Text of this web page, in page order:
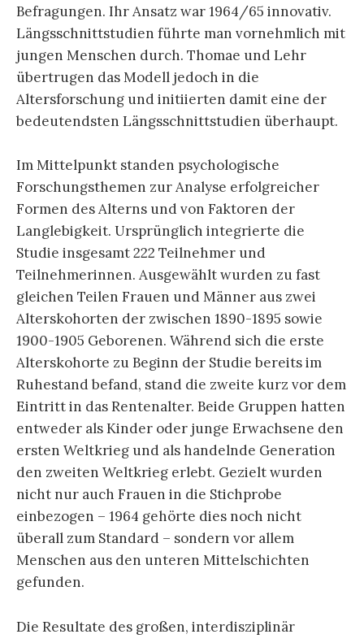
Befragungen. Ihr Ansatz war 1964/65 innovativ.
Längsschnittstudien führte man vornehmlich mit
jungen Menschen durch. Thomae und Lehr
übertrugen das Modell jedoch in die
Altersforschung und initiierten damit eine der
bedeutendsten Längsschnittstudien überhaupt.
Im Mittelpunkt standen psychologische
Forschungsthemen zur Analyse erfolgreicher
Formen des Alterns und von Faktoren der
Langlebigkeit. Ursprünglich integrierte die
Studie insgesamt 222 Teilnehmer und
Teilnehmerinnen. Ausgewählt wurden zu fast
gleichen Teilen Frauen und Männer aus zwei
Alterskohorten der zwischen 1890-1895 sowie
1900-1905 Geborenen. Während sich die erste
Alterskohorte zu Beginn der Studie bereits im
Ruhestand befand, stand die zweite kurz vor dem
Eintritt in das Rentenalter. Beide Gruppen hatten
entweder als Kinder oder junge Erwachsene den
ersten Weltkrieg und als handelnde Generation
den zweiten Weltkrieg erlebt. Gezielt wurden
nicht nur auch Frauen in die Stichprobe
einbezogen – 1964 gehörte dies noch nicht
überall zum Standard – sondern vor allem
Menschen aus den unteren Mittelschichten
gefunden.
Die Resultate des großen, interdisziplinär